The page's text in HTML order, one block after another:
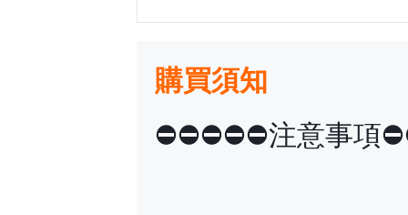
購買須知
⛔️⛔️⛔️⛔️⛔️注意事項